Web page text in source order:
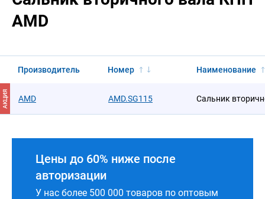
AMD
Производитель Номер Наименование
АКЦИЯ AMD AMD.SG115 Сальник
Цены до 60% ниже после
авторизации
У нас более 500 000 товаров по оптовым